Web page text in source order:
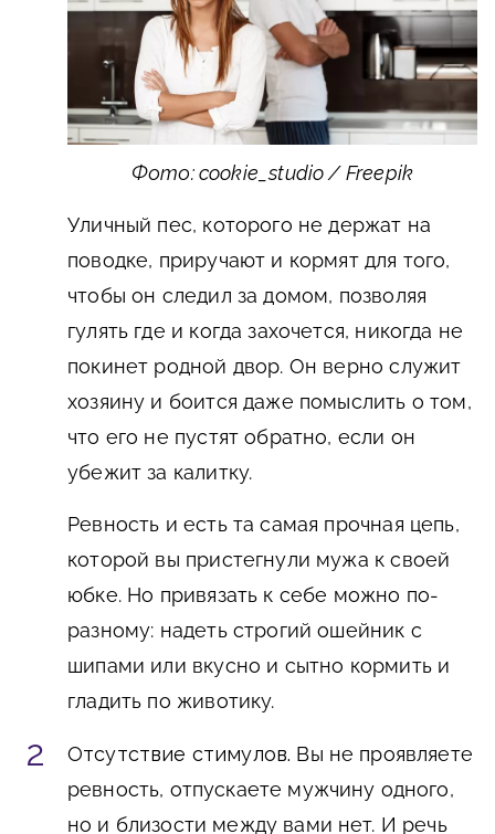
Фото: cookie_studio / Freepik
Уличный пес, которого не держат на
поводке, приручают и кормят для того,
чтобы он следил за домом, позволяя
гулять где и когда захочется, никогда не
покинет родной двор. Он верно служит
хозяину и боится даже помыслить о том,
что его не пустят обратно, если он
убежит за калитку.
Ревность и есть та самая прочная цепь,
которой вы пристегнули мужа к своей
юбке. Но привязать к себе можно по-
разному: надеть строгий ошейник с
шипами или вкусно и сытно кормить и
гладить по животику.
Отсутствие стимулов. Вы не проявляете
ревность, отпускаете мужчину одного,
но и близости между вами нет. И речь